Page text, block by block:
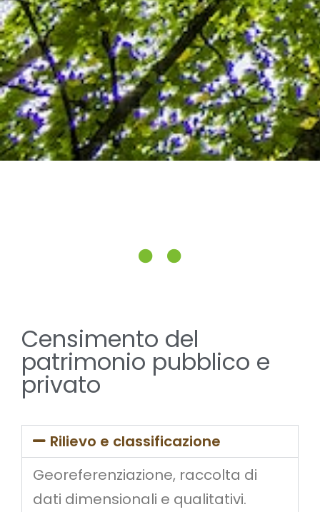
Censimento del
patrimonio pubblico e
privato
Rilievo e classificazione
Georeferenziazione, raccolta di
dati dimensionali e qualitativi.